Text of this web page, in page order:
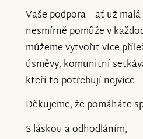
Vaše podpora – ať už
nesmírně pomůže v
můžeme vytvořit více
úsměvy, komunitní
kteří to potřebují nejvíce.
Děkujeme, že pomáháte
S láskou a odhodláním,